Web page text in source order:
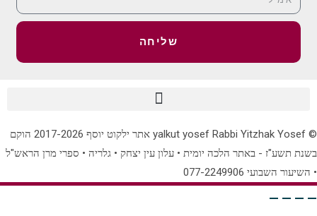
שליחה
© yalkut yosef Rabbi Yitzhak Yosef אתר ילקוט יוסף 2017-2026 הוקם
בשנת תשע"ז - באתר הלכה יומית • עלון עין יצחק • גלריה • ספרי מרן הראש"ל
• השיעור השבועי 077-2249906